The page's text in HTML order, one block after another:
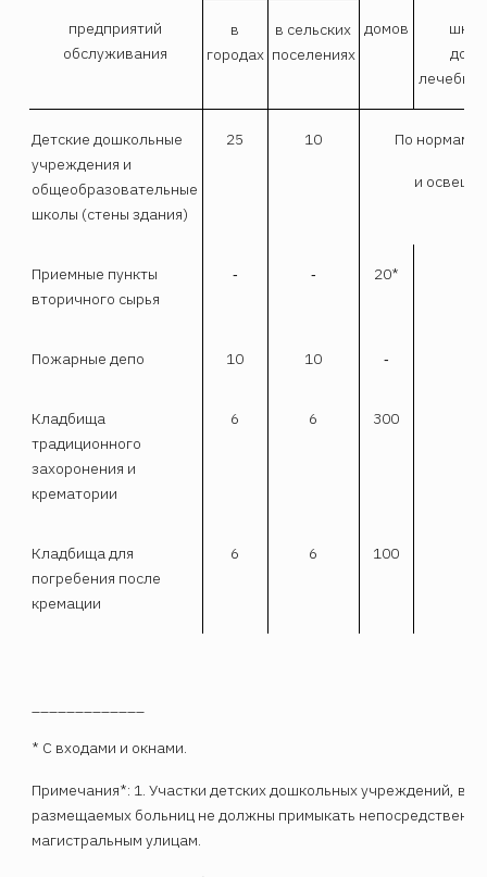
предприятий
обслуживания
в
городах
в сельских
поселениях
домов
Детские дошкольные
учреждения и
общеобразовательные
школы (стены здания)
25 10 По нормам
и
Приемные пункты
вторичного сырья
‑ ‑ 20*
Пожарные депо 10 10 ‑
Кладбища
традиционного
захоронения и
крематории
6 6 300
Кладбища для
погребения после
кремации
6 6 100
* С входами и окнами.
Примечания*: 1. Участки детских дошкольных учреждений,
размещаемых больниц не должны примыкать
магистральным улицам.